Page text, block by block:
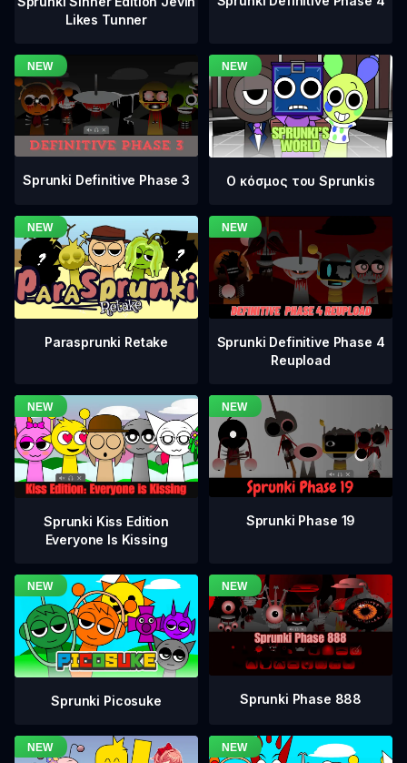
Likes Tunner
Sprunki Definitive Phase 3 Ο κόσμος του Sprunkis
Parasprunki Retake
Sprunki Definitive Phase 4
Reupload
Sprunki Kiss Edition
Everyone Is Kissing
Sprunki Phase 19
Sprunki Picosuke Sprunki Phase 888